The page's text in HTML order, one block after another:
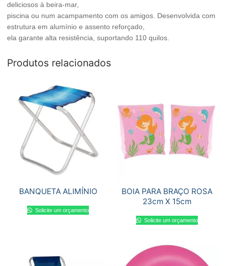
deliciosos à beira-mar,
piscina ou num acampamento com os amigos. Desenvolvida com
estrutura em alumínio e assento reforçado,
ela garante alta resistência, suportando 110 quilos.
Produtos relacionados
BANQUETA ALIMÍNIO
Solicite um orçamento
BOIA PARA BRAÇO ROSA
23cm X 15cm
Solicite um orçamento